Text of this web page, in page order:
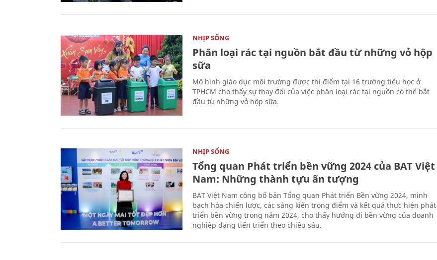
NHỊP SỐNG
Phân loại rác tại nguồn bắt đầu từ những vỏ hộp
sữa
Mô hình giáo dục môi trường được thí điểm tại 16 trường tiểu học ở
TPHCM cho thấy sự thay đổi của việc phân loại rác tại nguồn có thể bắt
đầu từ những vỏ hộp sữa.
NHỊP SỐNG
Tổng quan Phát triển bền vững 2024 của BAT Việt
Nam: Những thành tựu ấn tượng
BAT Việt Nam công bố bản Tổng quan Phát triển Bền vững 2024, minh
bạch hóa chiến lược, các sáng kiến trọng điểm và kết quả thực hiện phát
triển bền vững trong năm 2024, cho thấy hướng đi bền vững của doanh
nghiệp đang tiến triển theo chiều sâu.